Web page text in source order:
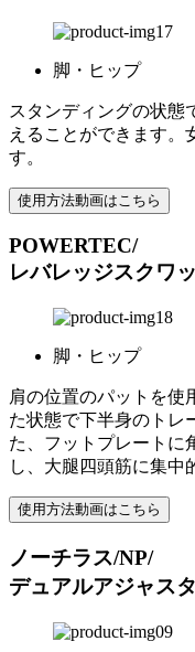
脚・ヒップ
スタンディングの状態
えることができます。
す。
使用方法動画はこちら
POWERTEC/
レバレッジスクワ
脚・ヒップ
肩の位置のパットを使
た状態で下半身のトレ
た、フットプレートに
し、大腿四頭筋に集中
使用方法動画はこちら
ノーチラス/NP/
デュアルアジャス